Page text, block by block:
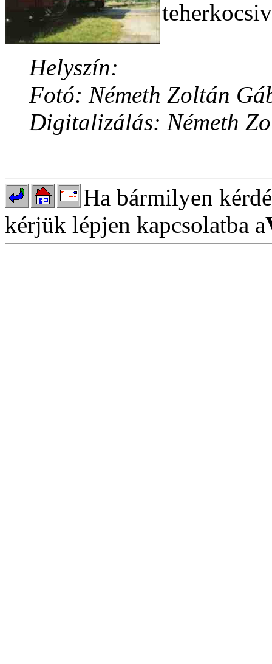
Helyszín:
Fotó: Németh Zoltán
Digitalizálás: Németh
Ha bármilyen
kérjük lépjen kapcsolatba a